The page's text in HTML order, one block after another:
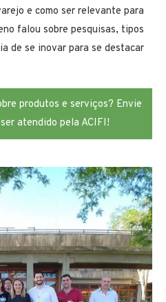
e como ser relevante para
falou sobre pesquisas, tipos
de se inovar para se destacar
produtos e serviços? Envie
atendido pela ACIFI!